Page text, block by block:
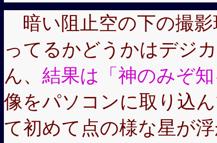
暗い阻止空の下の撮
ってるかどうかはデジ
ん、 結果は「神のみぞ
像をパソコンに取り込
て初めて点の様な星が